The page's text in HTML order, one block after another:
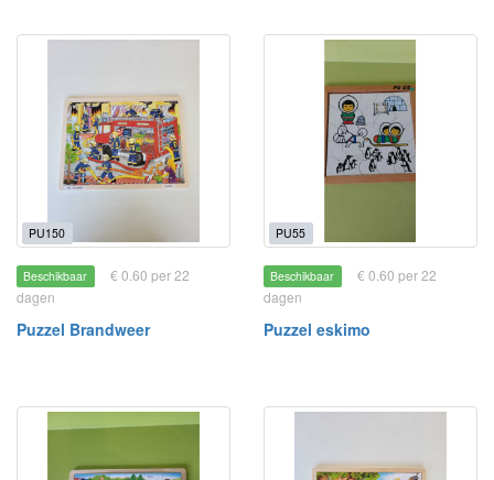
PU150
Beschikbaar
€ 0.60 per 22
dagen
Puzzel Brandweer
PU55
Beschikbaar
€ 0.60 per 22
dagen
Puzzel eskimo